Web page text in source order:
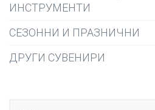
ИНСТРУМЕНТИ
СЕЗОННИ И ПРАЗНИЧНИ
ДРУГИ СУВЕНИРИ